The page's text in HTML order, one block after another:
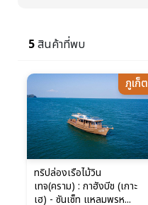
5สินค้าที่พบ
ภูเก็ต
ทริปล่องเรือไม้วิน
เทจ(คราม) : กาฮังบีช (เกาะ
เฮ) - ซันเซ็ท แหลมพรห...